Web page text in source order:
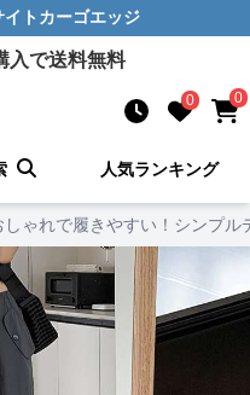
ト カーゴエッジ
入で送料無料
0 0
人気ランキング
しゃれで履きやすい！シンプ